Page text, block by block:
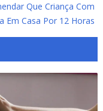
Que Criança Com
Em Casa Por 12 Horas